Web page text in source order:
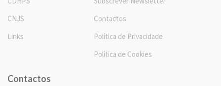
CNJS
Links
Contactos
Política de Privacidade
Política de Cookies
Contactos